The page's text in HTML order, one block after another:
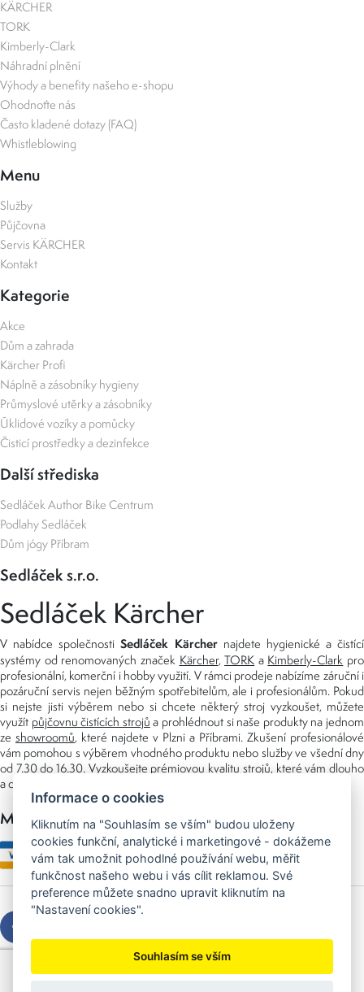
KÄRCHER
TORK
Kimberly-Clark
Náhradní plnění
Výhody a benefity našeho e-shopu
Ohodnoťte nás
Často kladené dotazy (FAQ)
Whistleblowing
Menu
Služby
Půjčovna
Servis KÄRCHER
Kontakt
Kategorie
Akce
Dům a zahrada
Kärcher Profi
Náplně a zásobníky hygieny
Průmyslové utěrky a zásobníky
Úklidové vozíky a pomůcky
Čisticí prostředky a dezinfekce
Další střediska
Sedláček Author Bike Centrum
Podlahy Sedláček
Dům jógy Příbram
Sedláček s.r.o.
Sedláček Kärcher
V nabídce společnostiSedláček Kärchernajdete hygienické a čistící
systémy od renomovaných značek Kärcher,TORK a Kimberly-Clark pro
profesionální, komerční i hobby využití. V rámci prodeje nabízíme záruční i
pozáruční servis nejen běžným spotřebitelům, ale i profesionálům. Pokud
si nejste jisti výběrem nebo si chcete některý stroj vyzkoušet, můžete
využít půjčovnu čistících strojů a prohlédnout si naše produkty na jednom
ze showroomů, které najdete v Plzni a Příbrami. Zkušení profesionálové
vám pomohou s výběrem vhodného produktu nebo služby ve všední dny
od 7.30 do 16.30. Vyzkoušejte prémiovou kvalitu strojů, které vám dlouho
a dobře poslouží nejen doma, ale i v zaměstnání.
Možnosti platby
Copyright © 2026 Sedláček s.r.o.
Created byOLC Webdesign
Informace o cookies
Kliknutím na "Souhlasím se vším" budou uloženy
cookies funkční, analytické i marketingové - dokážeme
vám tak umožnit pohodlné používání webu, měřit
funkčnost našeho webu i vás cílit reklamou. Své
preference můžete snadno upravit kliknutím na
"Nastavení cookies".
Souhlasím se vším